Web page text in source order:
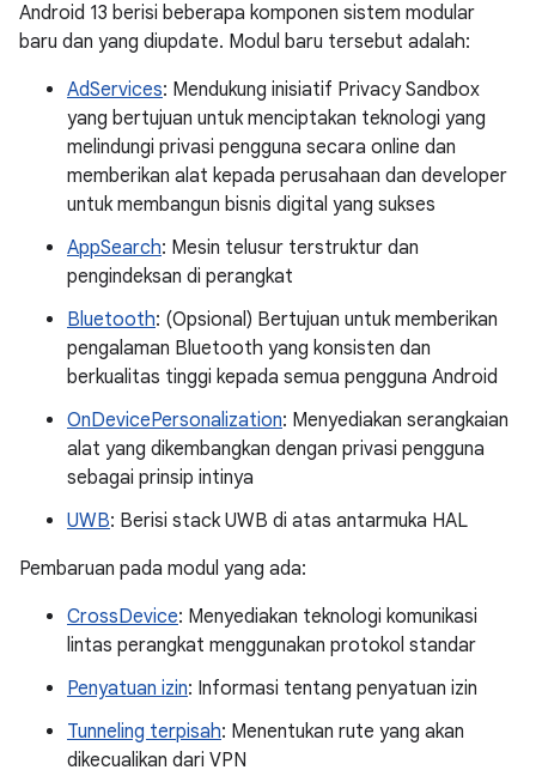
Android 13 berisi beberapa komponen sistem modular
baru dan yang diupdate. Modul baru tersebut adalah:
AdServices: Mendukung inisiatif Privacy Sandbox
yang bertujuan untuk menciptakan teknologi yang
melindungi privasi pengguna secara online dan
memberikan alat kepada perusahaan dan developer
untuk membangun bisnis digital yang sukses
AppSearch: Mesin telusur terstruktur dan
pengindeksan di perangkat
Bluetooth: (Opsional) Bertujuan untuk memberikan
pengalaman Bluetooth yang konsisten dan
berkualitas tinggi kepada semua pengguna Android
OnDevicePersonalization: Menyediakan serangkaian
alat yang dikembangkan dengan privasi pengguna
sebagai prinsip intinya
UWB: Berisi stack UWB di atas antarmuka HAL
Pembaruan pada modul yang ada:
CrossDevice: Menyediakan teknologi komunikasi
lintas perangkat menggunakan protokol standar
Penyatuan izin: Informasi tentang penyatuan izin
Tunneling terpisah: Menentukan rute yang akan
dikecualikan dari VPN